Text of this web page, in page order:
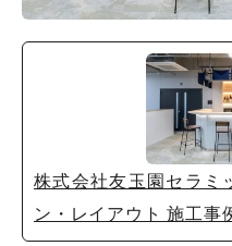
株式会社友玉園セラミ
ン・レイアウト 施工事